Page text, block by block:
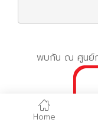
Home
พบกัน ณ ศูนย์ก